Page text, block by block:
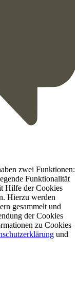
zwei Funktionen:
Funktionalität
Hilfe der Cookies
Hierzu werden
gesammelt und
der Cookies
zu Cookies
und